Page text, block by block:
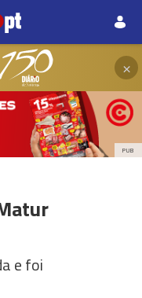
×
PUB
e foi